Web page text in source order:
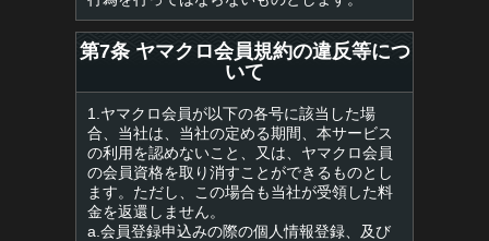
第7条 ヤマクロ会員規約の違反等につ
いて
1.ヤマクロ会員が以下の各号に該当した場
合、当社は、当社の定める期間、本サービス
の利用を認めないこと、又は、ヤマクロ会員
の会員資格を取り消すことができるものとし
ます。ただし、この場合も当社が受領した料
金を返還しません。
a.会員登録申込みの際の個人情報登録、及び